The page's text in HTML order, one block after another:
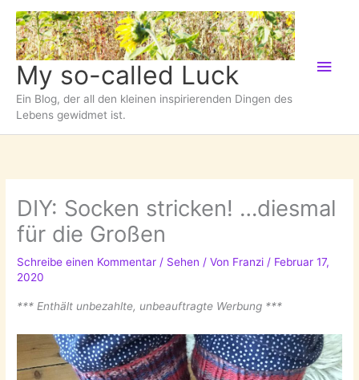
Zum
Inhalt
springen
My so-called Luck
Ein Blog, der all den kleinen inspirierenden Dingen des
Lebens gewidmet ist.
DIY: Socken stricken! …diesmal
für die Großen
Schreibe einen Kommentar / Sehen / Von Franzi/ Februar 17,
2020
*** Enthält unbezahlte, unbeauftragte Werbung ***